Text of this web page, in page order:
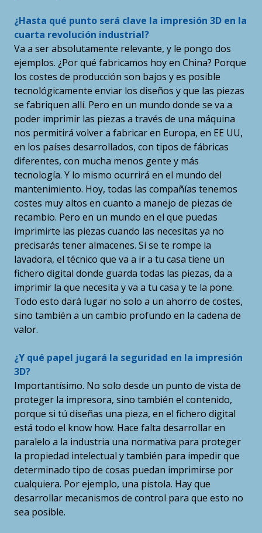
¿Hasta qué punto será clave la impresión 3D en la
cuarta revolución industrial?
Va a ser absolutamente relevante, y le pongo dos
ejemplos. ¿Por qué fabricamos hoy en China? Porque
los costes de producción son bajos y es posible
tecnológicamente enviar los diseños y que las piezas
se fabriquen allí. Pero en un mundo donde se va a
poder imprimir las piezas a través de una máquina
nos permitirá volver a fabricar en Europa, en EE UU,
en los países desarrollados, con tipos de fábricas
diferentes, con mucha menos gente y más
tecnología. Y lo mismo ocurrirá en el mundo del
mantenimiento. Hoy, todas las compañías tenemos
costes muy altos en cuanto a manejo de piezas de
recambio. Pero en un mundo en el que puedas
imprimirte las piezas cuando las necesitas ya no
precisarás tener almacenes. Si se te rompe la
lavadora, el técnico que va a ir a tu casa tiene un
fichero digital donde guarda todas las piezas, da a
imprimir la que necesita y va a tu casa y te la pone.
Todo esto dará lugar no solo a un ahorro de costes,
sino también a un cambio profundo en la cadena de
valor.
¿Y qué papel jugará la seguridad en la impresión
3D?
Importantísimo. No solo desde un punto de vista de
proteger la impresora, sino también el contenido,
porque si tú diseñas una pieza, en el fichero digital
está todo el know how. Hace falta desarrollar en
paralelo a la industria una normativa para proteger
la propiedad intelectual y también para impedir que
determinado tipo de cosas puedan imprimirse por
cualquiera. Por ejemplo, una pistola. Hay que
desarrollar mecanismos de control para que esto no
sea posible.